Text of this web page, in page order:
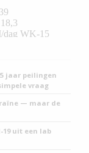
jaar peilingen
vraag
— maar de
19 uit een lab